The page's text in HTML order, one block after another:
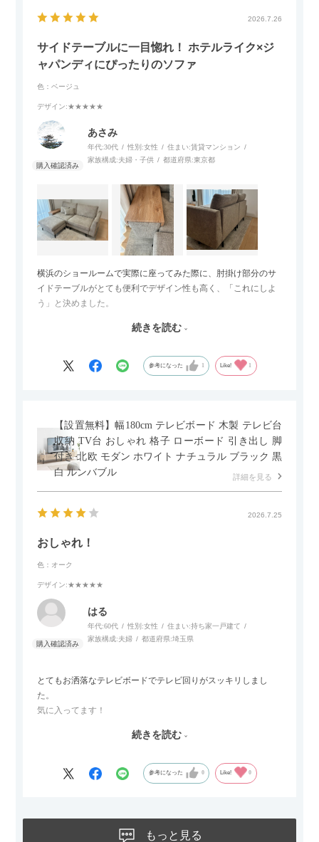
2026.7.26
サイドテーブルに一目惚れ！ ホテルライク×ジ
ャパンディにぴったりのソファ
色：ベージュ
デザイン:★★★★★
あさみ
年代:30代 性別:女性 住まい:賃貸マンション
家族構成:夫婦・子供 都道府県:東京都
横浜のショールームで実際に座ってみた際に、肘掛け部分のサ
イドテーブルがとても便利でデザイン性も高く、「これにしよ
う」と決めました。
サイズは2.5人掛けですが、幅184cmとコンパクトなので圧迫感
グとのバランスもぴったりで、リビング全体がすっきり見えま
ないのもお気に入りのポイントです。さらに、わが家はソファ
の後ろ側を通ることも多い間取りなので、背面まできれいに仕
上げられているデザインも気に入っています。どの角度から見
ても美しく、空間の印象を損ないません。
わが家のホテルライク×ジャパンディのインテリアにも自然にな
また、カウチのように足を伸ばしてくつろげるスタイルが理想
だったので、それが叶って大満足です。オットマンは自由に動
かせるため、普段はカウチとして使い、来客時には離してスツ
ールとして使えるなど、使い勝手の良さも魅力だと感じていま
続きを読む
参考になった Like!
【設置無料】幅180cm テレビボード 木製 テレビ台
収納 TV台 おしゃれ 格子 ローボード 引き出し 脚
付き 北欧 モダン ホワイト ナチュラル ブラック 黒
白 ルンバブル
詳細を見る
2026.7.25
おしゃれ！
色：オーク
デザイン:★★★★★
はる
年代:60代 性別:女性 住まい:持ち家一戸建て
家族構成:夫婦 都道府県:埼玉県
とてもお洒落なテレビボードでテレビ回りがスッキリしまし
た。
気に入ってます！
Blu-rayレコーダーをボードの扉にしまったところリモコンが閉
なので星4つにします
続きを読む
参考になった 0 Like! 0
もっと見る